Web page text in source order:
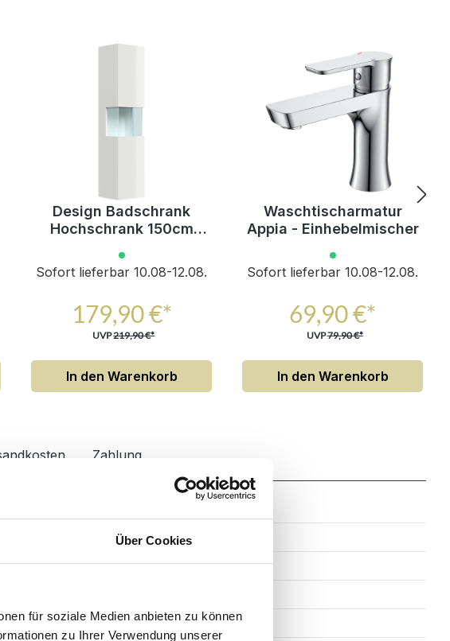
Über Cookies
für soziale Medien anbieten zu können
zu Ihrer Verwendung unserer
Design Badschrank
Hochschrank 150cm
Glaselement weiß Hgl
Sofort lieferbar 10.08-12.08.
179,90 €*
UVP219,90 €*
In den Warenkorb
Waschtischarmatur
Appia - Einhebelmischer
Sofort lieferbar 10.08-12.08.
69,90 €*
UVP79,90 €*
In den Warenkorb
Zahlung
7
2
Rechteckig